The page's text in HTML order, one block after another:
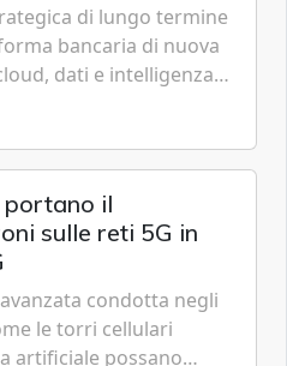
di lungo termine
bancaria di nuova
dati e intelligenza
portano il
sulle reti 5G in
condotta negli
le torri cellulari
artificiale possano